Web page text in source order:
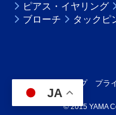
ピアス・イヤリング
ブローチ
タックピ
サイトマップ プラ
©2015 YAMA
JA